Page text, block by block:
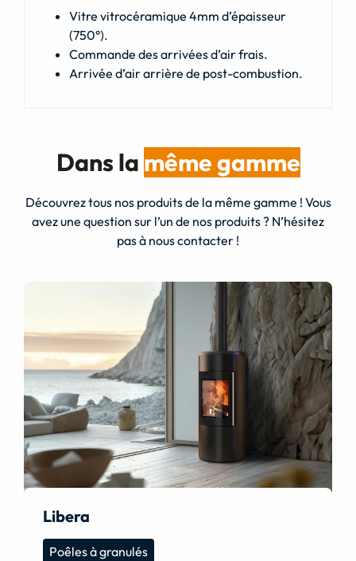
Vitre vitrocéramique 4mm d’épaisseur
(750°).
Commande des arrivées d’air frais.
Arrivée d’air arrière de post-combustion.
Dans la même gamme
Découvrez tous nos produits de la même gamme ! Vous
avez une question sur l’un de nos produits ? N’hésitez
pas à nous contacter !
Libera
Poêles à granulés